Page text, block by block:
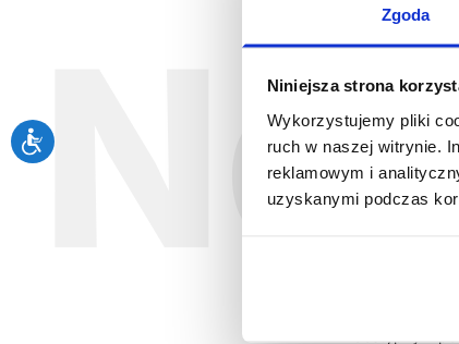
Zgoda
Niniejsza strona
Wykorzystujemy pliki
ruch w naszej witrynie.
reklamowym i
uzyskanymi podczas
Akceptuję